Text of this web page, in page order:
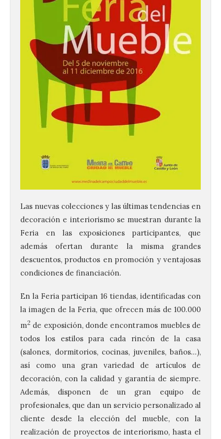
Las nuevas colecciones y las últimas tendencias en
decoración e interiorismo se muestran durante la
Feria en las exposiciones participantes, que
además ofertan durante la misma grandes
descuentos, productos en promoción y ventajosas
condiciones de financiación.
En la Feria participan 16 tiendas, identificadas con
la imagen de la Feria, que ofrecen más de 100.000
m2 de exposición, donde encontramos muebles de
todos los estilos para cada rincón de la casa
(salones, dormitorios, cocinas, juveniles, baños…),
así como una gran variedad de artículos de
decoración, con la calidad y garantía de siempre.
Además, disponen de un gran equipo de
profesionales, que dan un servicio personalizado al
cliente desde la elección del mueble, con la
realización de proyectos de interiorismo, hasta el